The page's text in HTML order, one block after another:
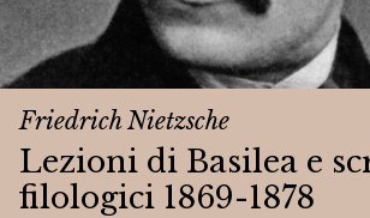
Friedrich Nietzsche
Lezioni di Basilea e
filologici 1869-1878